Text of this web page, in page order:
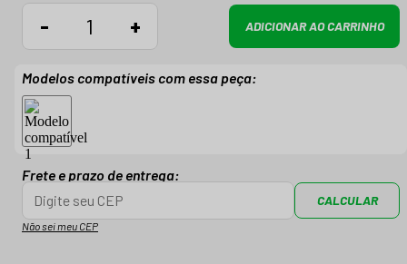
- + ADICIONAR AO CARRINHO
Modelos compatíveis com essa peça:
Frete e prazo de entrega:
CALCULAR
Não sei meu CEP